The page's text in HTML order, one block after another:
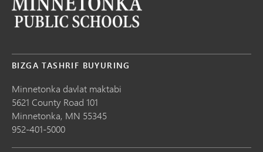
BIZGA TASHRIF BUYURING
Minnetonka davlat maktabi
5621 County Road 101
Minnetonka, MN 55345
952-401-5000